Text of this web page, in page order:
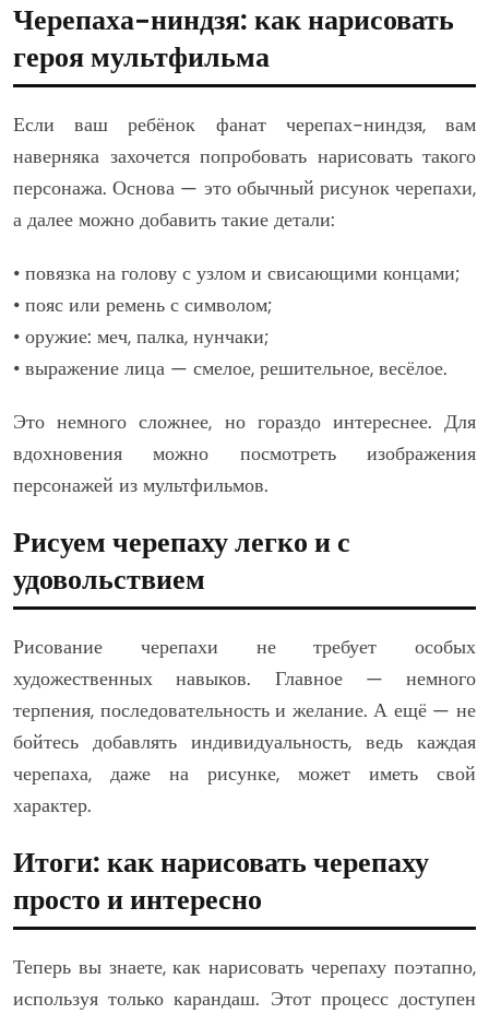
Черепаха-ниндзя: как нарисовать
героя мультфильма
Если ваш ребёнок фанат черепах-ниндзя, вам
наверняка захочется попробовать нарисовать такого
персонажа. Основа — это обычный рисунок черепахи,
а далее можно добавить такие детали:
• повязка на голову с узлом и свисающими концами;
• пояс или ремень с символом;
• оружие: меч, палка, нунчаки;
• выражение лица — смелое, решительное, весёлое.
Это немного сложнее, но гораздо интереснее. Для
вдохновения можно посмотреть изображения
персонажей из мультфильмов.
Рисуем черепаху легко и с
удовольствием
Рисование черепахи не требует особых
художественных навыков. Главное — немного
терпения, последовательность и желание. А ещё — не
бойтесь добавлять индивидуальность, ведь каждая
черепаха, даже на рисунке, может иметь свой
характер.
Итоги: как нарисовать черепаху
просто и интересно
Теперь вы знаете, как нарисовать черепаху поэтапно,
используя только карандаш. Этот процесс доступен